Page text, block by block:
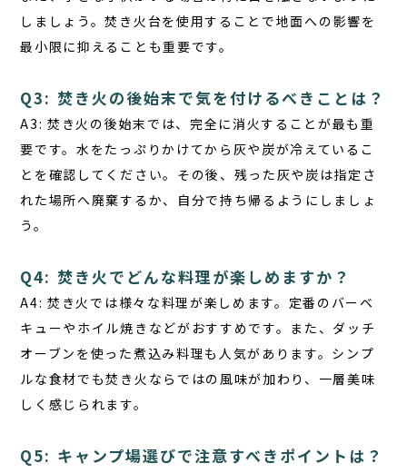
しましょう。焚き火台を使用することで地面への影響を
最小限に抑えることも重要です。
Q3: 焚き火の後始末で気を付けるべきことは？
A3: 焚き火の後始末では、 完全に消火することが最も重
要です。水をたっぷりかけてから灰や炭が冷えているこ
とを確認してください。その後、残った灰や炭は指定さ
れた場所へ廃棄するか、自分で持ち帰るようにしましょ
う。
Q4: 焚き火でどんな料理が楽しめますか？
A4: 焚き火では様々な料理が楽しめます。定番の バーベ
キューや ホイル焼き などがおすすめです。また、ダッチ
オーブンを使った煮込み料理も人気があります。シンプ
ルな食材でも焚き火ならではの風味が加わり、一層美味
しく感じられます。
Q5: キャンプ場選びで注意すべきポイントは？